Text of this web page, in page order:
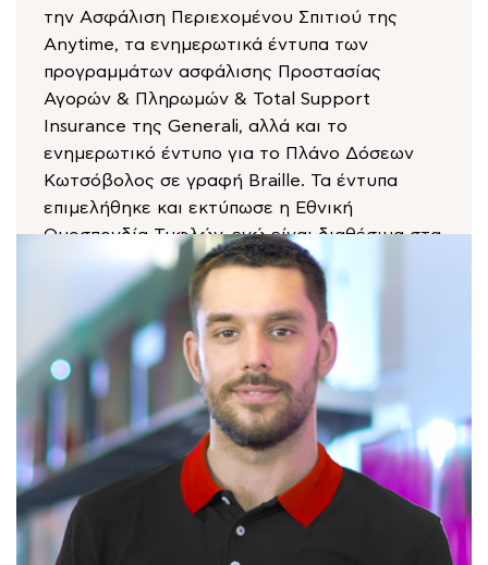
την Ασφάλιση Περιεχομένου Σπιτιού της
Anytime, τα ενημερωτικά έντυπα των
προγραμμάτων ασφάλισης Προστασίας
Αγορών & Πληρωμών & Total Support
Insurance της Generali, αλλά και το
ενημερωτικό έντυπο για το Πλάνο Δόσεων
Κωτσόβολος σε γραφή Braille. Τα έντυπα
επιμελήθηκε και εκτύπωσε η Εθνική
Ομοσπονδία Τυφλών, ενώ είναι διαθέσιμα στα
91 καταστήματα Κωτσόβολος σε όλη την
Ελλάδα.